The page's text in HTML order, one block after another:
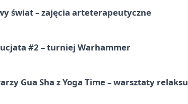
świat – zajęcia arteterapeutyczne
#2 – turniej Warhammer
Gua Sha z Yoga Time – warsztaty relaksu